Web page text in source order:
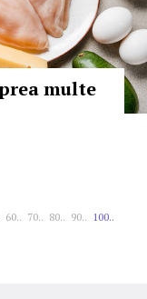
multe
60.. 70.. 80.. 90.. 100..